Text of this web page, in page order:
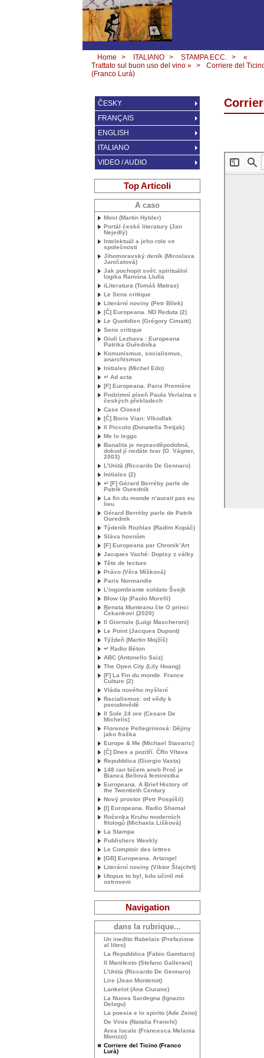
Home > ITALIANO > STAMPA ECC. >
«
Trattato sul buon uso del vino » >
Corriere del
(Franco Lurà)
ČESKY
FRANÇAIS
ENGLISH
ITALIANO
VIDEO / AUDIO
Top Articoli
A caso
Most (Martin Hybler)
Portál české literatury (Jan
Nejedlý)
Intelektuál a jeho role ve
společnosti
Jihomoravský deník (Miroslava
Janičatová)
Jak pochopit svět: spirituální
logika Ramóna Llulla
iLiteratura (Tomáš Matras)
Le Sens critique
Literární noviny (Petr Bílek)
[Č] Europeana. ND Reduta (2)
Le Quotidien (Grégory Cimatti)
Sens critique
Giuli Lezhava : Europeana
Patrika Ouředníka
Komunismus, socialismus,
anarchismus
Initiales (Michel Edo)
↵ Ad acta
[F] Europeana. Paris Première
Podzimní píseň Paula Verlaina v
českých překladech
Case Closed
[Č] Boris Vian: Vlkodlak
Il Piccolo (Donatella Tretjak)
Me lo leggo
Banalita je nepravděpodobná,
dokud jí nedáte tvar (O. Vágner,
2003)
L’Unità (Riccardo De Gennaro)
Initiales (2)
↵ [F] Gérard Berréby parle de
Patrik Ourednik
La fin du monde n’aurait pas eu
lieu
Gérard Berréby parle de Patrik
Ourednik
Týdeník Rozhlas (Radim Kopáč)
Sláva hovnům
[F] Europeana par Chronik’Art
Jacques Vaché: Dopisy z války
Tête de lecture
Právo (Věra Míšková)
Paris Normandie
L’ingombrante soldato Švejk
Blow Up (Paolo Morelli)
Renata Munteanu čte O princi
Čekankovi (2020)
Il Giornale (Luigi Mascheroni)
Le Point (Jacques Dupont)
Týždeň (Martin Mojžíš)
↵ Radio Béton
ABC (Antonello Saiz)
The Open City (Lily Hoang)
[F] La Fin du monde. France
Culture (2)
Vláda nového myšlení
Racialismus: od vědy k
pseudovědě
Il Sole 24 ore (Cesare De
Michelis)
Florence Pellegriniová: Dějiny
jako fraška
Europe & Me (Michael Stavaric)
[Č] Dnes a pozítří. ČRo Vltava
Repubblica (Giorgio Vasta)
148 ran bičem aneb Proč je
Bianca Bellová feministka
Europeana. A Brief History of
the Twentieth Century
Nový prostor (Petr Pospíšil)
[I] Europeana. Radio Shamal
Ročenka Kruhu moderních
filologů (Michaela Lišková)
La Stampa
Publishers Weekly
Le Comptoir des lettres
[GB] Europeana. Artangel
Literární noviny (Viktor Šlajchrt)
Utopus to byl, kdo učinil mě
ostrovem
Navigation
dans la rubrique...
Un inedito Rabelais (Prefazione
al libro)
La Repubblica (Fabio Gambaro)
Il Manifesto (Stefano Gallerani)
L’Unità (Riccardo De Gennaro)
Lire (Jean Montenot)
Lankelot (Ana Ciurans)
La Nuova Sardegna (Ignazio
Delogu)
La poesia e lo spirito (Ade Zeno)
De Vinis (Natalia Franchi)
Area locale (Francesca Melania
Monizzi)
Corriere del Ticino (Franco
Lurà)